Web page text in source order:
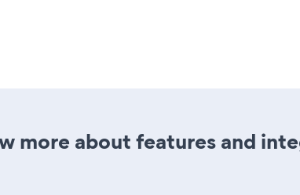
more about features and